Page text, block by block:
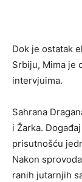
Dok je ostatak
Srbiju, Mima je
intervjuima.
Sahrana
i Žarka.
prisutnošću
Nakon
ranih jutarnjih